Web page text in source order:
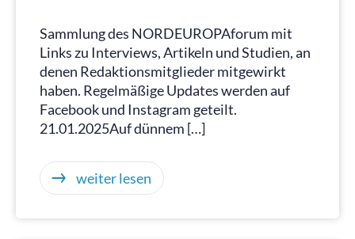
Sammlung des NORDEUROPAforum mit
Links zu Interviews, Artikeln und Studien, an
denen Redaktionsmitglieder mitgewirkt
haben. Regelmäßige Updates werden auf
Facebook und Instagram geteilt.
21.01.2025Auf dünnem […]
weiter lesen